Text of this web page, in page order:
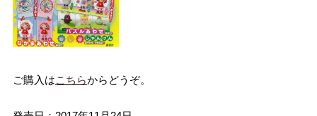
ご購入はこちらからどうぞ。